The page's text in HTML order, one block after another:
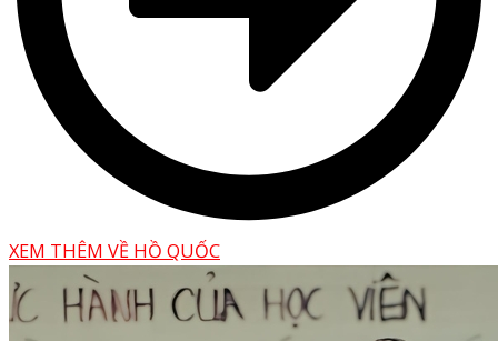
XEM THÊM VỀ HỒ QUỐC